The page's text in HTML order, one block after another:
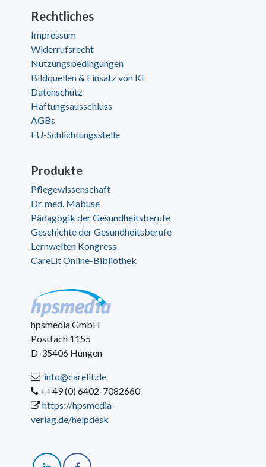
Rechtliches
Impressum
Widerrufsrecht
Nutzungsbedingungen
Bildquellen & Einsatz von KI
Datenschutz
Haftungsausschluss
AGBs
EU-Schlichtungsstelle
Produkte
Pflegewissenschaft
Dr. med. Mabuse
Pädagogik der Gesundheitsberufe
Geschichte der Gesundheitsberufe
Lernwelten Kongress
CareLit Online-Bibliothek
hpsmedia GmbH
Postfach 1155
D-35406 Hungen
info@carelit.de
++49 (0) 6402-7082660
https://hpsmedia-
verlag.de/helpdesk